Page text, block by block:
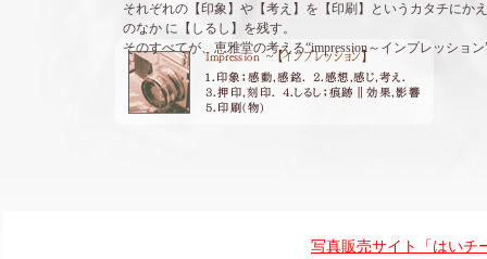
それぞれの【印象】や【考え】を【印刷】というカタチにか
のなか に【しるし】を残す。
そのすべてが、恵雅堂の考える“impression～インプレッショ
写真販売サイト「はいチ